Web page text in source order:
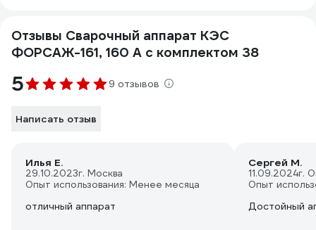
Отзывы Сварочный аппарат КЭС
ФОРСАЖ-161, 160 А с комплектом 38
5 9 отзывов
Написать отзыв
Илья Е.
29.10.2023г. Москва
Опыт использования: Менее месяца
отличный аппарат
Сергей М.
11.09.2024г.
Опыт
Достойный